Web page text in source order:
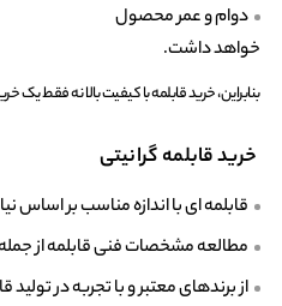
دوام و عمر محصول
خواهد داشت.
بنابراین، خرید قابلمه با کیفیت بالا نه فقط
خرید قابلمه گرانیتی
قابلمه ای با اندازه مناسب بر اساس
مطالعه مشخصات فنی قابلمه از
از برندهای معتبر و با تجربه در